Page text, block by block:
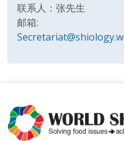
联系人：张先生
邮箱: